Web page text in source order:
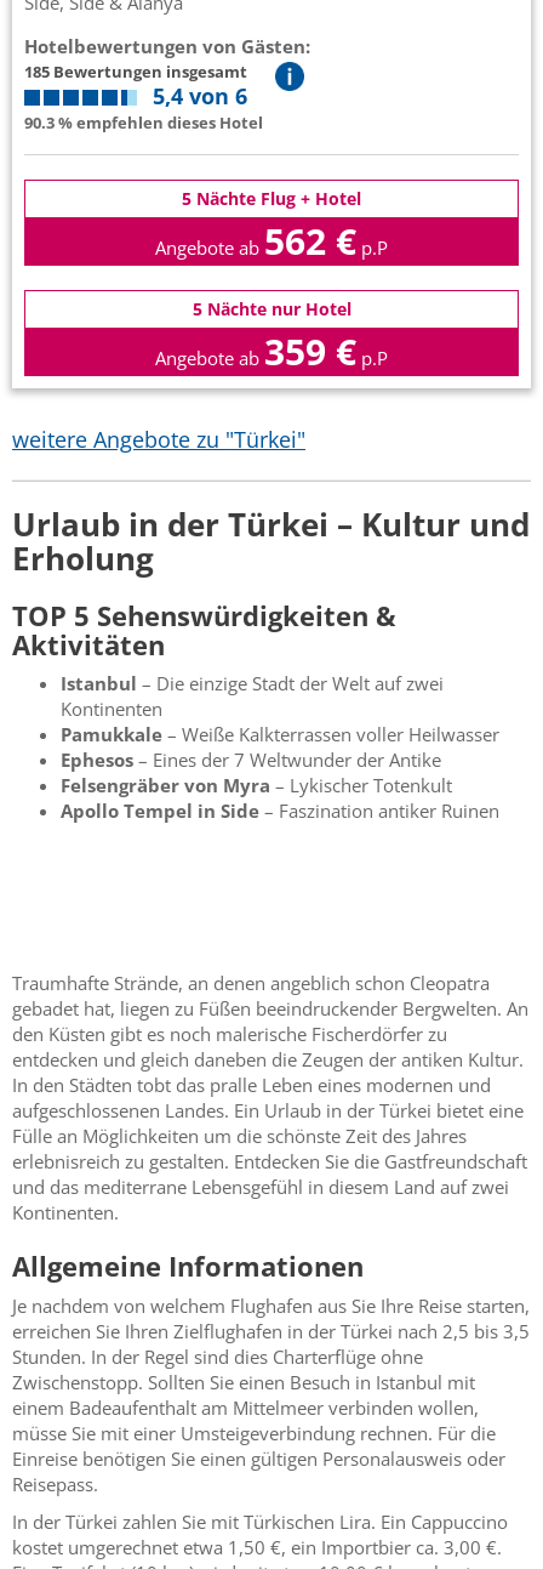
Hotelbewertungen von Gästen:
185 Bewertungen insgesamt
5,4 von 6
90.3 % empfehlen dieses Hotel
5 Nächte Flug + Hotel
Angebote ab 562 € p.P
5 Nächte nur Hotel
Angebote ab 359 € p.P
weitere Angebote zu "Türkei"
Urlaub in der Türkei – Kultur und
Erholung
TOP 5 Sehenswürdigkeiten &
Aktivitäten
Istanbul – Die einzige Stadt der Welt auf zwei
Kontinenten
Pamukkale – Weiße Kalkterrassen voller Heilwasser
Ephesos – Eines der 7 Weltwunder der Antike
Felsengräber von Myra – Lykischer Totenkult
Apollo Tempel in Side – Faszination antiker Ruinen
Traumhafte Strände, an denen angeblich schon Cleopatra
gebadet hat, liegen zu Füßen beeindruckender Bergwelten. An
den Küsten gibt es noch malerische Fischerdörfer zu
entdecken und gleich daneben die Zeugen der antiken Kultur.
In den Städten tobt das pralle Leben eines modernen und
aufgeschlossenen Landes. Ein Urlaub in der Türkei bietet eine
Fülle an Möglichkeiten um die schönste Zeit des Jahres
erlebnisreich zu gestalten. Entdecken Sie die Gastfreundschaft
und das mediterrane Lebensgefühl in diesem Land auf zwei
Kontinenten.
Allgemeine Informationen
Je nachdem von welchem Flughafen aus Sie Ihre Reise starten,
erreichen Sie Ihren Zielflughafen in der Türkei nach 2,5 bis 3,5
Stunden. In der Regel sind dies Charterflüge ohne
Zwischenstopp. Sollten Sie einen Besuch in Istanbul mit
einem Badeaufenthalt am Mittelmeer verbinden wollen,
müsse Sie mit einer Umsteigeverbindung rechnen. Für die
Einreise benötigen Sie einen gültigen Personalausweis oder
Reisepass.
In der Türkei zahlen Sie mit Türkischen Lira. Ein Cappuccino
kostet umgerechnet etwa 1,50 €, ein Importbier ca. 3,00 €.